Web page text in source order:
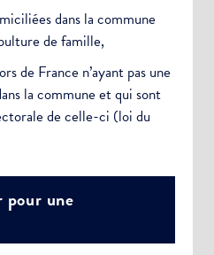
dans la commune
de famille,
de France n’ayant pas une
la commune et qui sont
de celle-ci (loi du
pour une
: